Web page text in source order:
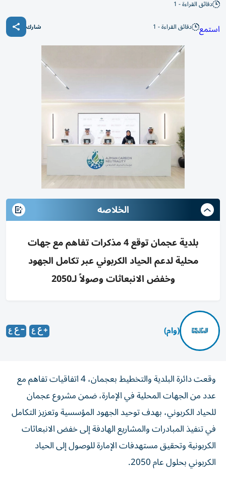
دقائق القراءة - 1
استمع دقائق القراءة - 1 شارك
الخلاصه
بلدية عجمان توقع 4 مذكرات تفاهم مع جهات
محلية لدعم الحياد الكربوني عبر تكامل الجهود
وخفض الانبعاثات وصولاً لـ2050
(وام)
وقعت دائرة البلدية والتخطيط بعجمان، 4 اتفاقيات تفاهم مع
عدد من الجهات المحلية في الإمارة، ضمن مشروع عجمان
للحياد الكربوني، بهدف توحيد الجهود المؤسسية وتعزيز التكامل
في تنفيذ المبادرات والمشاريع الهادفة إلى خفض الانبعاثات
الكربونية وتحقيق مستهدفات الإمارة للوصول إلى الحياد
الكربوني بحلول عام 2050.